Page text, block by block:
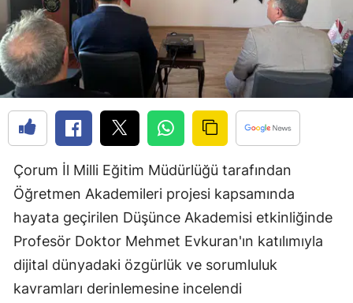
Edirne
Elazığ
Erzincan
Gaziantep
Giresun
Gümüşhane
Hakkari
Çorum İl Milli Eğitim Müdürlüğü tarafından
Öğretmen Akademileri projesi kapsamında
hayata geçirilen Düşünce Akademisi etkinliğinde
Profesör Doktor Mehmet Evkuran'ın katılımıyla
dijital dünyadaki özgürlük ve sorumluluk
kavramları derinlemesine incelendi